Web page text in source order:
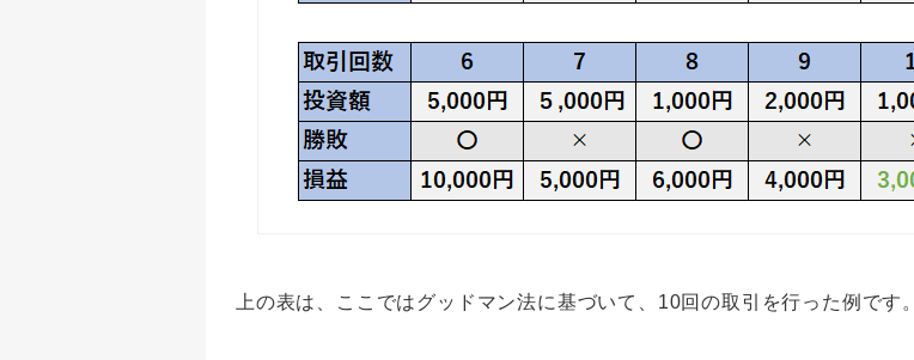
上の表は、ここではグッドマン法に基づいて、10回の取引を行った例です。